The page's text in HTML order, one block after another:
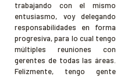
trabajando con el mismo
entusiasmo, voy delegando
responsabilidades en forma
progresiva, para lo cual tengo
múltiples reuniones con
gerentes de todas las áreas.
Felizmente, tengo gente